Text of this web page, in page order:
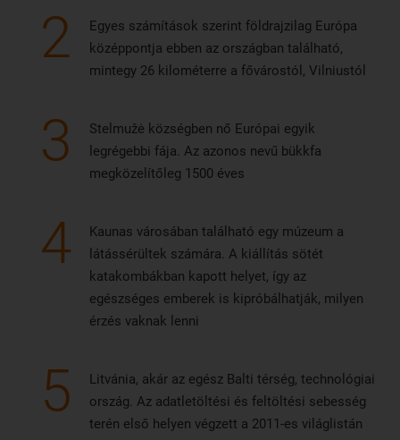
2
Egyes számítások szerint földrajzilag Európa
középpontja ebben az országban található,
mintegy 26 kilométerre a fővárostól, Vilniustól
3
Stelmužė községben nő Európai egyik
legrégebbi fája. Az azonos nevű bükkfa
megközelítőleg 1500 éves
4
Kaunas városában található egy múzeum a
látássérültek számára. A kiállítás sötét
katakombákban kapott helyet, így az
egészséges emberek is kipróbálhatják, milyen
érzés vaknak lenni
5
Litvánia, akár az egész Balti térség, technológiai
ország. Az adatletöltési és feltöltési sebesség
terén első helyen végzett a 2011-es világlistán